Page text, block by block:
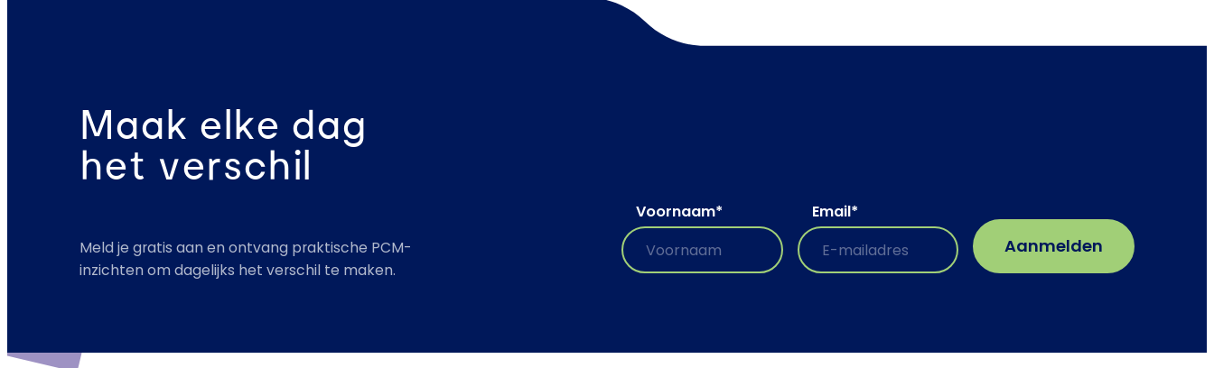
Maak elke dag
het verschil
Meld je gratis aan en ontvang praktische PCM-
inzichten om dagelijks het verschil te maken.
Voornaam* Email*